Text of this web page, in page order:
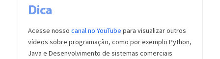
Dica
Acesse nosso canal no YouTube para visualizar outros
vídeos sobre programação, como por exemplo Python,
Java e Desenvolvimento de sistemas comerciais